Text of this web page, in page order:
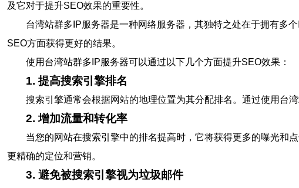
及它对于提升SEO效果的重要性。
台湾站群多IP服务器是一种网络服务器，其独特之处在于拥有多
SEO方面获得更好的结果。
使用台湾站群多IP服务器可以通过以下几个方面提升SEO效果：
1. 提高搜索引擎排名
搜索引擎通常会根据网站的地理位置为其分配排名。通过使用台
2. 增加流量和转化率
当您的网站在搜索引擎中的排名提高时，它将获得更多的曝光和
更精确的定位和营销。
3. 避免被搜索引擎视为垃圾邮件